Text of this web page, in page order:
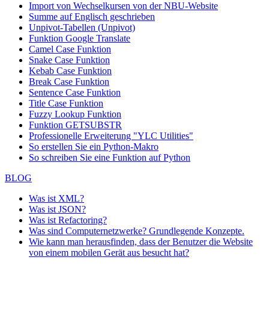
Import von Wechselkursen von der NBU-Website
Summe auf Englisch geschrieben
Unpivot-Tabellen (Unpivot)
Funktion Google Translate
Camel Case Funktion
Snake Case Funktion
Kebab Case Funktion
Break Case Funktion
Sentence Case Funktion
Title Case Funktion
Fuzzy Lookup Funktion
Funktion GETSUBSTR
Professionelle Erweiterung "YLC Utilities"
So erstellen Sie ein Python-Makro
So schreiben Sie eine Funktion auf Python
BLOG
Was ist XML?
Was ist JSON?
Was ist Refactoring?
Was sind Computernetzwerke? Grundlegende Konzepte.
Wie kann man herausfinden, dass der Benutzer die Website
von einem mobilen Gerät aus besucht hat?